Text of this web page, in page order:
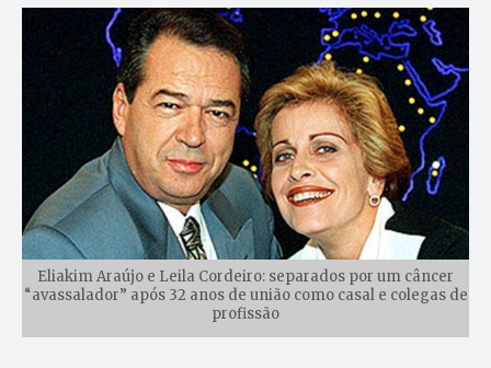
Eliakim Araújo e Leila Cordeiro: separados por um câncer
“avassalador” após 32 anos de união como casal e colegas de
profissão